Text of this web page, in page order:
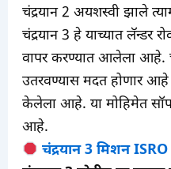
चंद्रयान 2 अयशस्वी झाले
चंद्रयान 3 हे याच्यात लॅन्डर
वापर करण्यात आलेला आहे.
उतरवण्यास मदत होणार आहे
केलेला आहे. या मोहिमेत
आहे.
चंद्रयान 3 मिशन